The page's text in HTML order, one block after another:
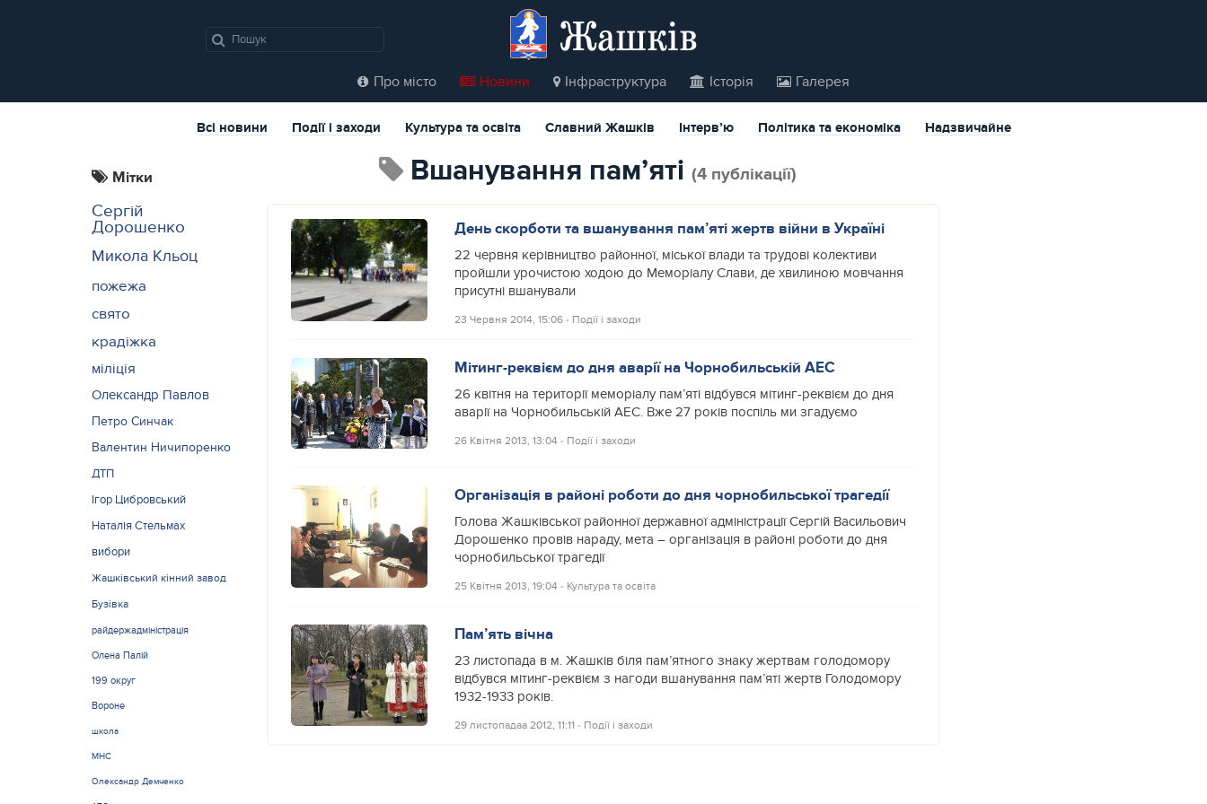
Жашків
Про місто Новини Інфраструктура Історія Галерея
Всі новини Події і заходи Культура та освіта Славний Жашків Інтерв’ю Політика та економіка Надзвичайне
Мітки
Сергій
Дорошенко
Микола Кльоц
пожежа
свято
крадіжка
міліція
Олександр Павлов
Петро Синчак
Валентин Ничипоренко
ДТП
Ігор Цибровський
Наталія Стельмах
вибори
Жашківський кінний завод
Бузівка
райдержадміністрація
Олена Палій
199 округ
Вороне
школа
МНС
Олександр Демченко
вшанування пам’яті (4 публікації)
День скорботи та вшанування пам’яті жертв війни в Україні
22 червня керівництво районної, міської влади та трудові колективи
пройшли урочистою ходою до Меморіалу Слави, де хвилиною мовчання
присутні вшанували
23 Червня 2014, 15:06 ‐ Події і заходи
Мітинг-реквієм до дня аварії на Чорнобильській АЕС
26 квітня на території меморіалу пам’яті відбувся мітинг-реквієм до дня
аварії на Чорнобильській АЕС. Вже 27 років поспіль ми згадуємо
26 Квітня 2013, 13:04 ‐ Події і заходи
Організація в районі роботи до дня чорнобильської трагедії
Голова Жашківської районної державної адміністрації Сергій Васильович
Дорошенко провів нараду, мета – організація в районі роботи до дня
чорнобильської трагедії
25 Квітня 2013, 19:04 ‐ Культура та освіта
Пам’ять вічна
23 листопада в м. Жашків біля пам’ятного знаку жертвам голодомору
відбувся мітинг-реквієм з нагоди вшанування пам’яті жертв Голодомору
1932-1933 років.
29 листопадаа 2012, 11:11 ‐ Події і заходи